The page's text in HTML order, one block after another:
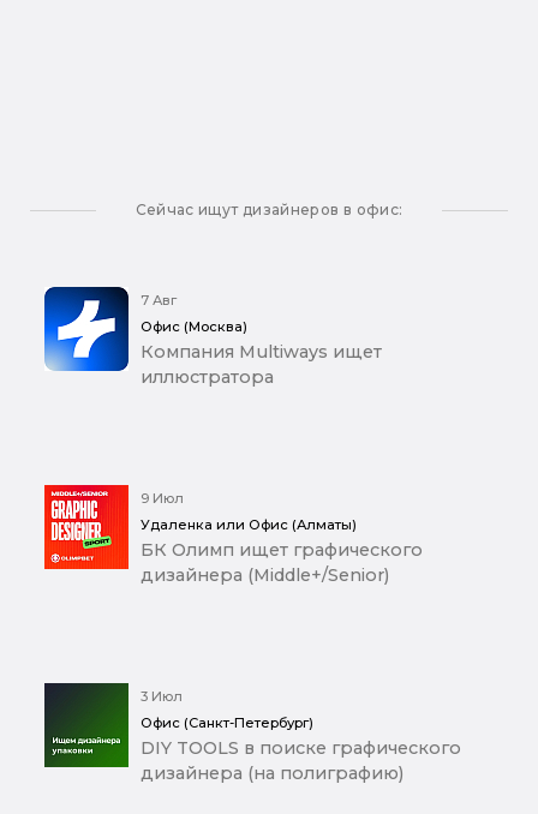
Сейчас ищут дизайнеров в офис:
7 Авг
Офис (Москва)
Компания Multiways ищет
иллюстратора
9 Июл
Удаленка или Офис (Алматы)
БК Олимп ищет графического
дизайнера (Middle+/Senior)
3 Июл
Офис (Санкт-Петербург)
DIY TOOLS в поиске графического
дизайнера (на полиграфию)